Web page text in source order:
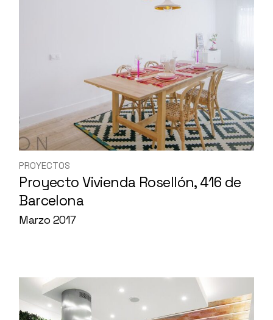
PROYECTOS
Proyecto Vivienda Rosellón, 416 de
Barcelona
Marzo 2017